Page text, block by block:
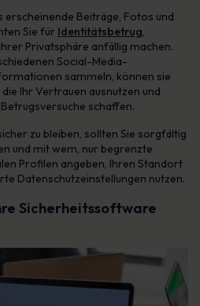
Beiträge, Fotos und
Sie für Identitätsbetrug,
Privatsphäre anfällig machen.
Social-Media-
sammeln, können sie
Ihr Vertrauen ausnutzen und
schaffen.
zu bleiben, sollten Sie sorgfältig
und mit wem, nur begrenzte
Profilen angeben, Ihren Standort
Datenschutzeinstellungen nutzen.
Sicherheitssoftware